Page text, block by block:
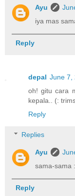
Ayu
iya mas
Reply
depal June 7,
oh! gitu cara
kepala.. (:
Reply
Replies
Ayu
sama-sama
Reply